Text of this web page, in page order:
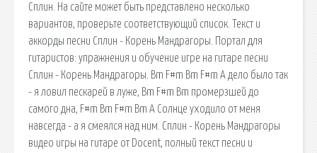
Сплин. На сайте может быть представлено несколько
вариантов, проверьте соответствующий список. Текст и
аккорды песни Сплин - Корень Мандрагоры. Портал для
гитаристов: упражнения и обучение игре на гитаре песни
Сплин - Корень Мандрагоры. Bm F#m Bm F#m А дело было так
- я ловил пескарей в луже, Bm F#m Bm промерзшей до
самого дна, F#m Bm F#m Bm A Солнце уходило от меня
навсегда - а я смеялся над ним. Сплин - Корень Мандрагоры
видео игры на гитаре от Docent, полный текст песни и